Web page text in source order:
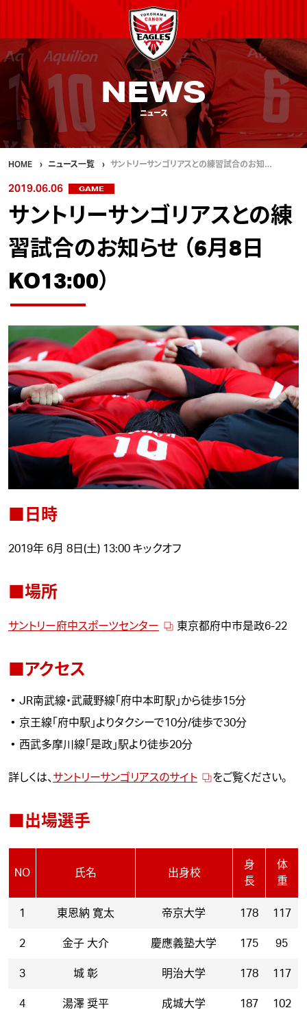
NEWS
ニュース
HOME ニュース一覧 サントリーサンゴリアスとの練習試合のお知…
2019.06.06 GAME
サントリーサンゴリアスとの練
習試合のお知らせ （6月8日
KO13:00）
■日時
2019年 6月 8日(土) 13:00 キックオフ
■場所
サントリー府中スポーツセンター 東京都府中市是政6-22
■アクセス
JR南武線・武蔵野線「府中本町駅」から徒歩15分
京王線「府中駅」よりタクシーで10分/徒歩で30分
西武多摩川線「是政」駅より徒歩20分
詳しくは、 サントリーサンゴリアスのサイト をご覧ください。
■出場選手
NO 氏名 出身校
身
長
体
重
1 東恩納 寛太 帝京大学 178 117
2 金子 大介 慶應義塾大学 175 95
3 城 彰 明治大学 178 117
4 湯澤 奨平 成城大学 187 102